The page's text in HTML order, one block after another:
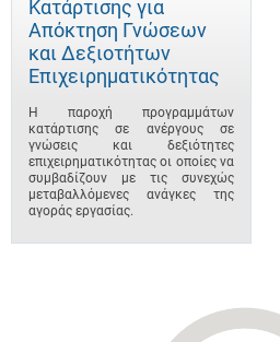
Κατάρτισης για
Απόκτηση Γνώσεων
και Δεξιοτήτων
Επιχειρηματικότητας
Η παροχή προγραμμάτων
κατάρτισης σε ανέργους σε
γνώσεις και δεξιότητες
επιχειρηματικότητας οι οποίες να
συμβαδίζουν με τις συνεχώς
μεταβαλλόμενες ανάγκες της
αγοράς εργασίας.